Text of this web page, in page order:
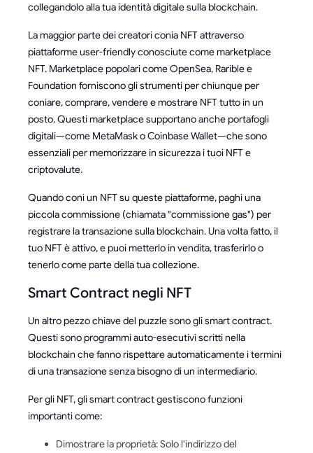
collegandolo alla tua identità digitale sulla blockchain.
La maggior parte dei creatori conia NFT attraverso
piattaforme user-friendly conosciute come marketplace
NFT. Marketplace popolari come OpenSea, Rarible e
Foundation forniscono gli strumenti per chiunque per
coniare, comprare, vendere e mostrare NFT tutto in un
posto. Questi marketplace supportano anche portafogli
digitali—come MetaMask o Coinbase Wallet—che sono
essenziali per memorizzare in sicurezza i tuoi NFT e
criptovalute.
Quando coni un NFT su queste piattaforme, paghi una
piccola commissione (chiamata "commissione gas") per
registrare la transazione sulla blockchain. Una volta fatto, il
tuo NFT è attivo, e puoi metterlo in vendita, trasferirlo o
tenerlo come parte della tua collezione.
Smart Contract negli NFT
Un altro pezzo chiave del puzzle sono gli smart contract.
Questi sono programmi auto-esecutivi scritti nella
blockchain che fanno rispettare automaticamente i termini
di una transazione senza bisogno di un intermediario.
Per gli NFT, gli smart contract gestiscono funzioni
importanti come:
Dimostrare la proprietà: Solo l'indirizzo del